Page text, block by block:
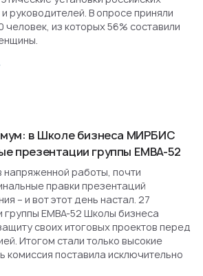
руководителей. В опросе приняли
человек, из которых 56% составили
в Школе бизнеса МИРБИС
презентации группы EMBA-52
работы, почти
правки презентаций
– и вот этот день настал. 27
EMBA-52 Школы бизнеса
своих итоговых проектов перед
Итогом стали только высокие
комиссия поставила исключительно